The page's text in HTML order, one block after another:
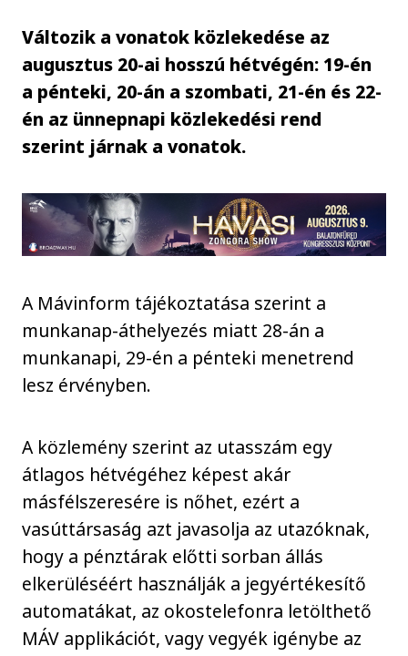
Változik a vonatok közlekedése az
augusztus 20-ai hosszú hétvégén: 19-én
a pénteki, 20-án a szombati, 21-én és 22-
én az ünnepnapi közlekedési rend
szerint járnak a vonatok.
A Mávinform tájékoztatása szerint a
munkanap-áthelyezés miatt 28-án a
munkanapi, 29-én a pénteki menetrend
lesz érvényben.
A közlemény szerint az utasszám egy
átlagos hétvégéhez képest akár
másfélszeresére is nőhet, ezért a
vasúttársaság azt javasolja az utazóknak,
hogy a pénztárak előtti sorban állás
elkerüléséért használják a jegyértékesítő
automatákat, az okostelefonra letölthető
MÁV applikációt, vagy vegyék igénybe az